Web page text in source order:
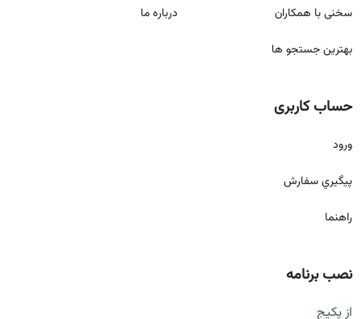
سخنی با همکاران
بهترین جستجو ها
درباره ما
حساب کاربری
ورود
پيگيري سفارش
راهنما
نصب برنامه
از پکیج